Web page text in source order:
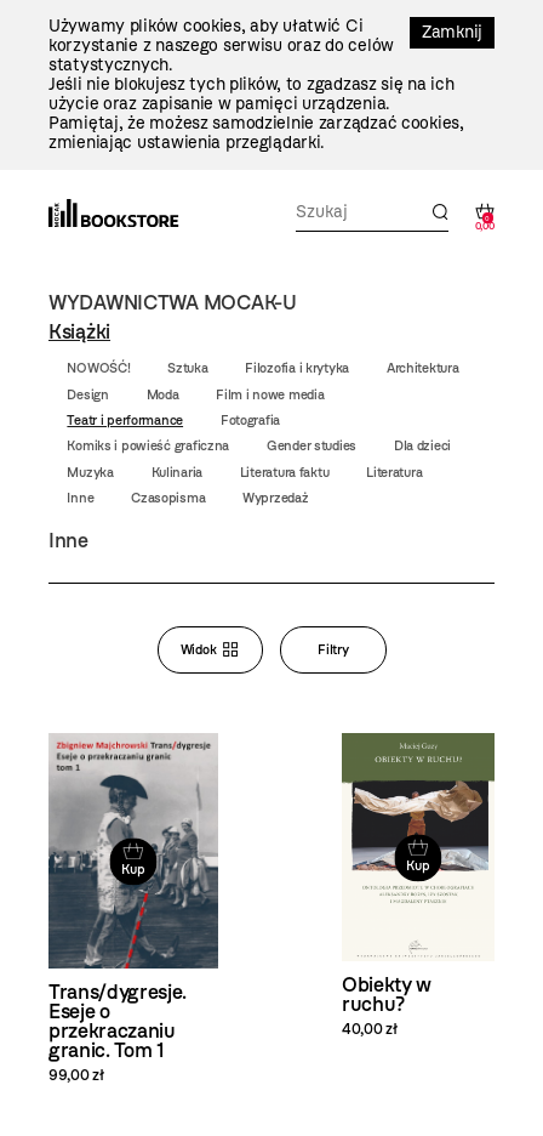
Zamknij
Używamy plików cookies, aby ułatwić Ci
korzystanie z naszego serwisu oraz do celów
statystycznych.
Jeśli nie blokujesz tych plików, to zgadzasz się na ich
użycie oraz zapisanie w pamięci urządzenia.
Pamiętaj, że możesz samodzielnie zarządzać cookies,
zmieniając ustawienia przeglądarki.
0
0,00
WYDAWNICTWA MOCAK-U
Książki
NOWOŚĆ! Sztuka Filozofia i krytyka
Architektura
Design
Moda
Film i nowe media
Teatr i performance
Fotografia
Komiks i powieść graficzna
Gender studies
Dla dzieci
Muzyka
Kulinaria Literatura faktu
Literatura
Inne
Czasopisma Wyprzedaż
Inne
Bookstore
Zmiana
i filtrowanie
produktów
Widok Filtry
Kup
Trans/dygresje.
Eseje o
przekraczaniu
granic. Tom 1
99,00 zł
Kup
Obiekty w
ruchu?
40,00 zł